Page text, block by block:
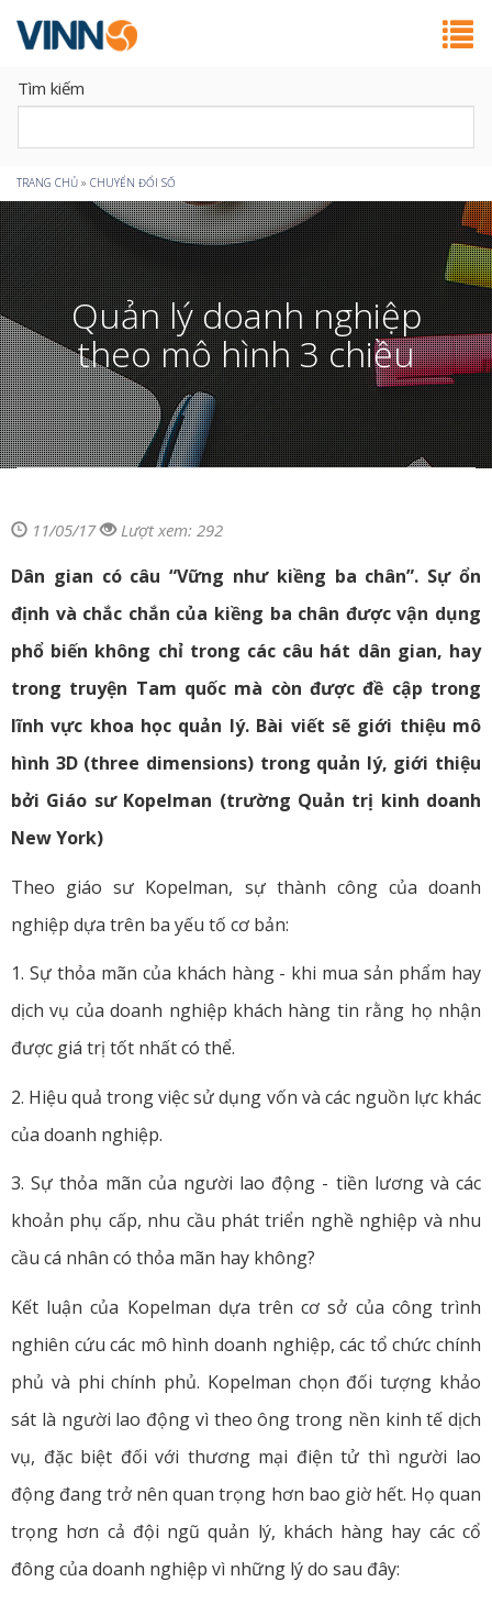
Tìm kiếm
Bạn
đang
ở
đây
TRANG CHỦ » CHUYỂN ĐỔI SỐ
Quản lý doanh nghiệp
theo mô hình 3 chiều
11/05/17 Lượt xem: 292
Dân gian có câu “Vững như kiềng ba chân”. Sự ổn
định và chắc chắn của kiềng ba chân được vận dụng
phổ biến không chỉ trong các câu hát dân gian, hay
trong truyện Tam quốc mà còn được đề cập trong
lĩnh vực khoa học quản lý. Bài viết sẽ giới thiệu mô
hình 3D (three dimensions) trong quản lý, giới thiệu
bởi Giáo sư Kopelman (trường Quản trị kinh doanh
New York)
Theo giáo sư Kopelman, sự thành công của doanh
nghiệp dựa trên ba yếu tố cơ bản:
1. Sự thỏa mãn của khách hàng - khi mua sản phẩm hay
dịch vụ của doanh nghiệp khách hàng tin rằng họ nhận
được giá trị tốt nhất có thể.
2. Hiệu quả trong việc sử dụng vốn và các nguồn lực khác
của doanh nghiệp.
3. Sự thỏa mãn của người lao động - tiền lương và các
khoản phụ cấp, nhu cầu phát triển nghề nghiệp và nhu
cầu cá nhân có thỏa mãn hay không?
Kết luận của Kopelman dựa trên cơ sở của công trình
nghiên cứu các mô hình doanh nghiệp, các tổ chức chính
phủ và phi chính phủ. Kopelman chọn đối tượng khảo
sát là người lao động vì theo ông trong nền kinh tế dịch
vụ, đặc biệt đối với thương mại điện tử thì người lao
động đang trở nên quan trọng hơn bao giờ hết. Họ quan
trọng hơn cả đội ngũ quản lý, khách hàng hay các cổ
đông của doanh nghiệp vì những lý do sau đây: